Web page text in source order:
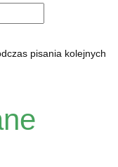
pisania kolejnych